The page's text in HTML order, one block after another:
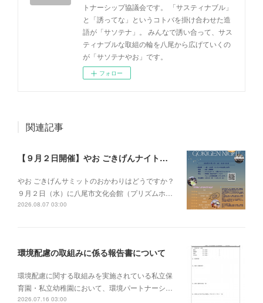
トナーシップ協議会です。 「サスティナブル」
と「誘ってな」というコトバを掛け合わせた造
語が「サソテナ」。 みんなで誘い合って、サス
ティナブルな取組の輪を八尾から広げていくの
が「サソテナやお」です。
フォロー
関連記事
【９月２日開催】やお ごきげんナイトを開催します！
やお ごきげんサミットのおかわりはどうですか？
９月２日（水）に八尾市文化会館（プリズムホ…
2026.08.07 03:00
環境配慮の取組みに係る報告書について
環境配慮に関する取組みを実施されている私立保
育園・私立幼稚園において、環境パートナーシ…
2026.07.16 03:00